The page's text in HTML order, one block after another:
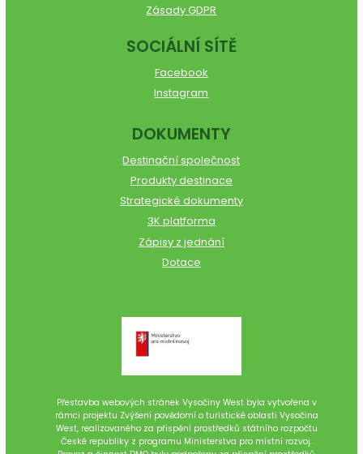
Zásady GDPR
SOCIÁLNÍ SÍTĚ
Facebook
Instagram
DOKUMENTY
Destinační společnost
Produkty destinace
Strategické dokumenty
3K platforma
Zápisy z jednání
Dotace
Přestavba webových stránek Vysočiny West byla vytvořena v
rámci projektu Zvýšení povědomí o turistické oblasti Vysočina
West, realizovaného za přispění prostředků státního rozpočtu
České republiky z programu Ministerstva pro místní rozvoj.